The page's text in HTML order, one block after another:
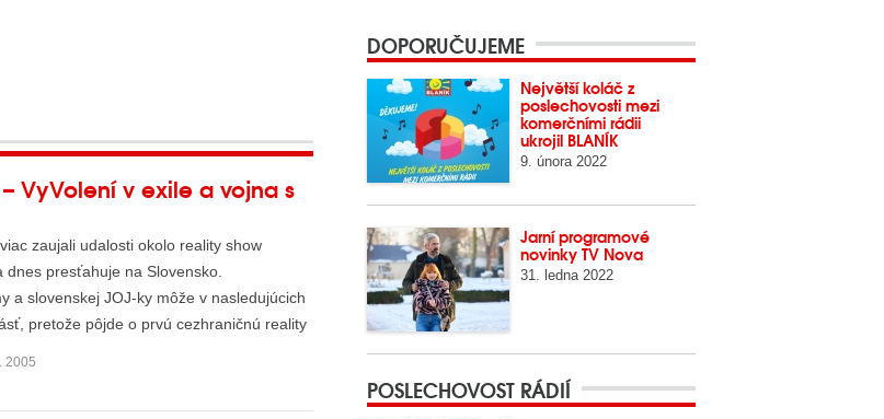
VyVolení v exile a vojna s
zaujali udalosti okolo reality show
dnes presťahuje na Slovensko.
a slovenskej JOJ-ky môže v nasledujúcich
pretože pôjde o prvú cezhraničnú reality
2005
DOPORUČUJEME
Největší koláč z
poslechovosti mezi
komerčními rádii
ukrojil BLANÍK
9. února 2022
Jarní programové
novinky TV Nova
31. ledna 2022
POSLECHOVOST RÁDIÍ